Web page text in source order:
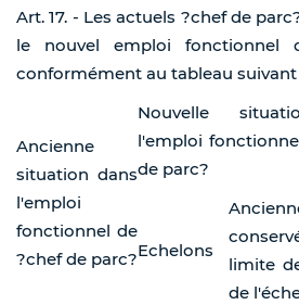
Art. 17. - Les actuels ?chef de
le nouvel emploi fonctionnel
conformément au tableau suivant
Ancienne
situation dans
l'emploi
fonctionnel de
?chef de parc?
Nouvelle
l'emploi
de parc?
Echelons
limite
de